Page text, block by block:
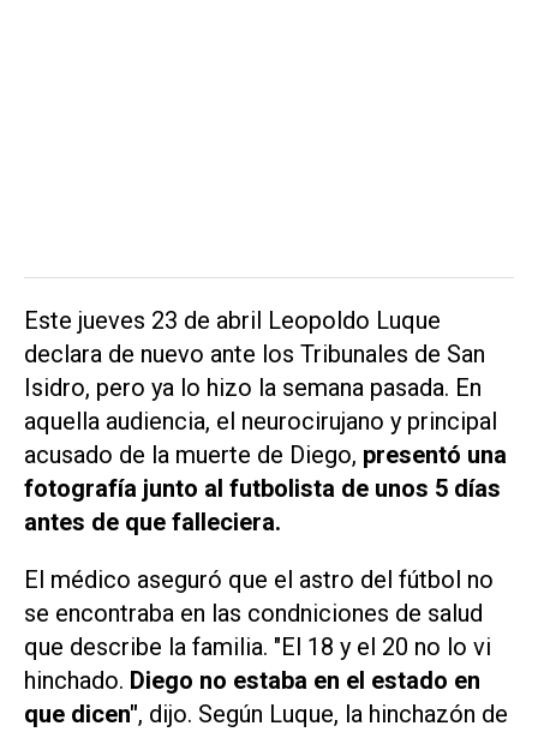
Este jueves 23 de abril Leopoldo Luque
declara de nuevo ante los Tribunales de San
Isidro, pero ya lo hizo la semana pasada. En
aquella audiencia, el neurocirujano y principal
acusado de la muerte de Diego, presentó una
fotografía junto al futbolista de unos 5 días
antes de que falleciera.
El médico aseguró que el astro del fútbol no
se encontraba en las condniciones de salud
que describe la familia. "El 18 y el 20 no lo vi
hinchado. Diego no estaba en el estado en
que dicen", dijo. Según Luque, la hinchazón de